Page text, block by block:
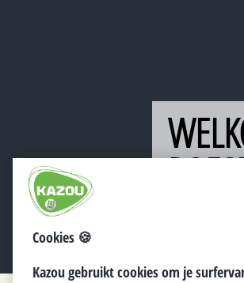
NIEUWS
Cookies 🍪
Kazou gebruikt cookies om je